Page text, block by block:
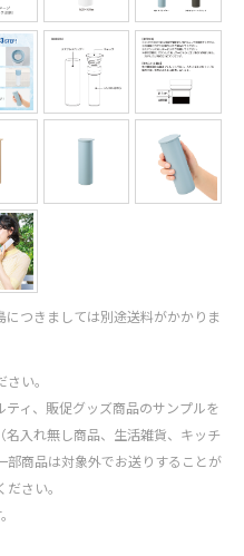
つきましては別途送料がかかりま
い。
ィ、販促グッズ商品のサンプルを
入れ無し商品、生活雑貨、キッチ
部商品は対象外でお送りすることが
さい。